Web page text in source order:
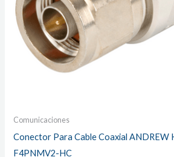
Comunicaciones
Conector Para Cable Coaxial ANDREW
F4PNMV2-HC